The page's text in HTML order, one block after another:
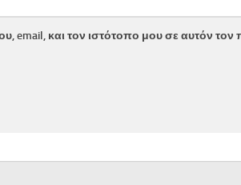
email, και τον ιστότοπο μου σε αυτόν τον